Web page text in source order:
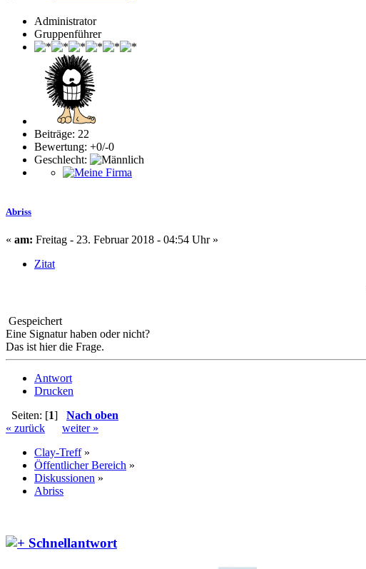
Administrator
Gruppenführer
Beiträge: 22
Bewertung: +0/-0
Geschlecht:
Abriss
« am: Freitag - 23. Februar 2018 - 04:54 Uhr »
Zitat
Gespeichert
Eine Signatur haben oder nicht?
Das ist hier die Frage.
Antwort
Drucken
Seiten: [1] Nach oben
« zurück
weiter »
Clay-Treff»
Öffentlicher Bereich »
Diskussionen »
Abriss
Schnellantwort